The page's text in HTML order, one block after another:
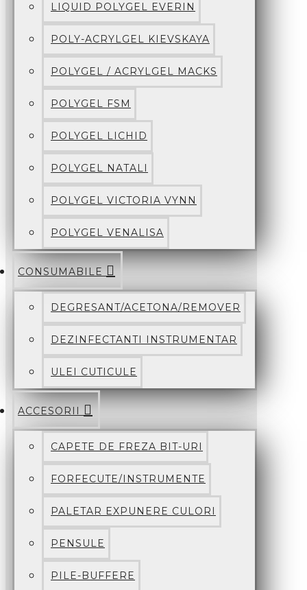
LIQUID POLYGEL EVERIN
POLY-ACRYLGEL KIEVSKAYA
POLYGEL / ACRYLGEL MACKS
POLYGEL FSM
POLYGEL LICHID
POLYGEL NATALI
POLYGEL VICTORIA VYNN
POLYGEL VENALISA
CONSUMABILE
DEGRESANT/ACETONA/REMOVER
DEZINFECTANTI INSTRUMENTAR
ULEI CUTICULE
ACCESORII
CAPETE DE FREZA BIT-URI
FORFECUTE/INSTRUMENTE
PALETAR EXPUNERE CULORI
PENSULE
PILE-BUFFERE